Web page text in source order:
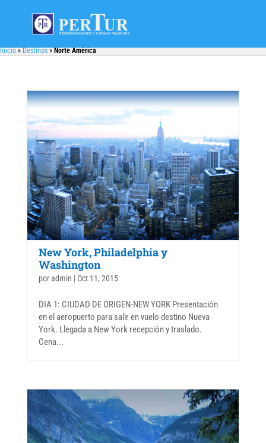
Inicio»Destinos»Norte América
New York, Philadelphia y
Washington
poradmin | Oct 11, 2015
DIA 1: CIUDAD DE ORIGEN-NEW YORK Presentación
en el aeropuerto para salir en vuelo destino Nueva
York. Llegada a New York recepción y traslado.
Cena...